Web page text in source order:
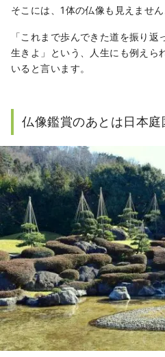
そこには、1体の仏像も見えません
「これまで歩んできた道を振り
生きよ」という、人生にも例えら
いると言います。
仏像鑑賞のあとは日本庭